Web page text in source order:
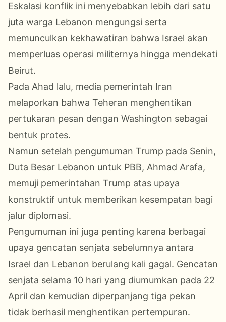
Eskalasi konflik ini menyebabkan lebih dari satu
juta warga Lebanon mengungsi serta
memunculkan kekhawatiran bahwa Israel akan
memperluas operasi militernya hingga mendekati
Beirut.
Pada Ahad lalu, media pemerintah Iran
melaporkan bahwa Teheran menghentikan
pertukaran pesan dengan Washington sebagai
bentuk protes.
Namun setelah pengumuman Trump pada Senin,
Duta Besar Lebanon untuk PBB, Ahmad Arafa,
memuji pemerintahan Trump atas upaya
konstruktif untuk memberikan kesempatan bagi
jalur diplomasi.
Pengumuman ini juga penting karena berbagai
upaya gencatan senjata sebelumnya antara
Israel dan Lebanon berulang kali gagal. Gencatan
senjata selama 10 hari yang diumumkan pada 22
April dan kemudian diperpanjang tiga pekan
tidak berhasil menghentikan pertempuran.